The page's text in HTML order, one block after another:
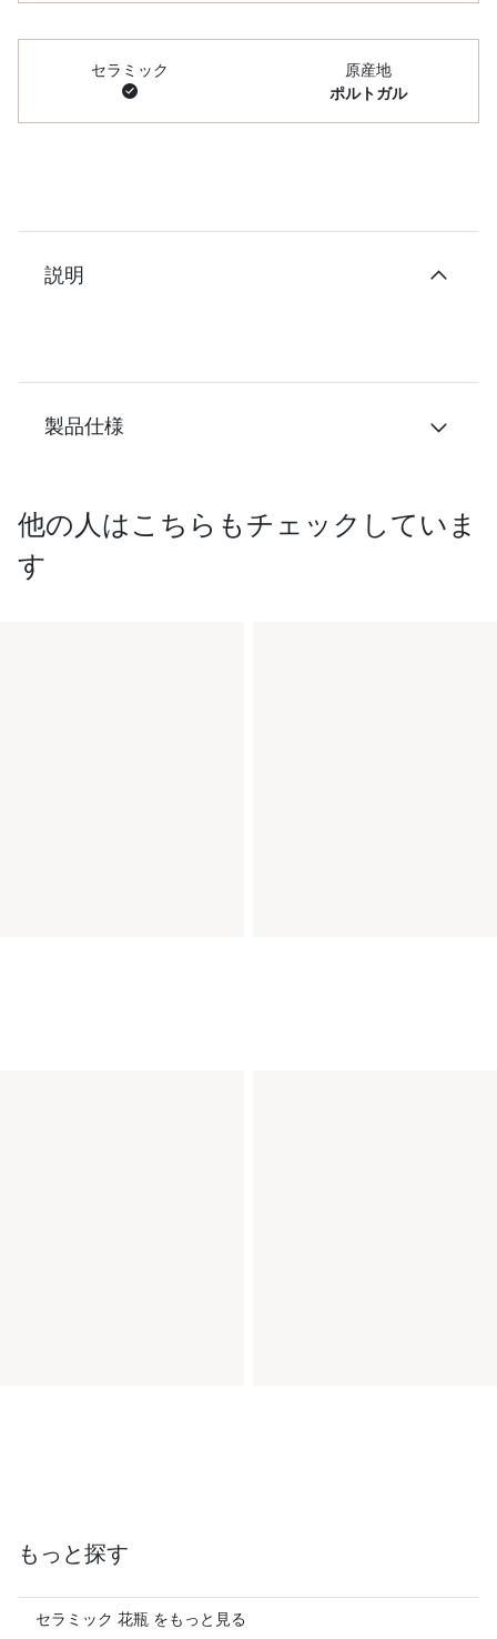
セラミック
原産地
ポルトガル
説明
製品仕様
他の人はこちらもチェックしていま
す
もっと探す
セラミック 花瓶 をもっと見る